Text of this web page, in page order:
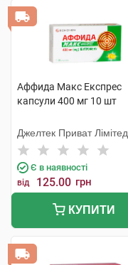
Аффида Макс Експрес
капсули 400 мг 10 шт
Джелтек Приват Лімітед
Є в наявності
від 125.00 грн
КУПИТИ